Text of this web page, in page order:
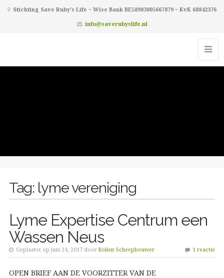
Stichting Save Ruby's Life ~ Wise Bank BE58903005667879 ~ KvK 68842376
info@saverubyslife.nl
Tag: lyme vereniging
Lyme Expertise Centrum een
Wassen Neus
Geplaatst op juni 24, 2017 door Rolien Scheepbouwer 1 reactie
OPEN BRIEF AAN DE VOORZITTER VAN DE